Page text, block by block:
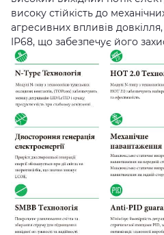
високу стійкість до
агресивних впливів
IP68, що забезпечує його